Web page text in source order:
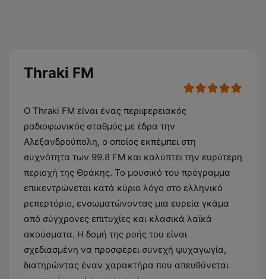
Thraki FM
Ο Thraki FM είναι ένας περιφερειακός
ραδιοφωνικός σταθμός με έδρα την
Αλεξανδρούπολη, ο οποίος εκπέμπει στη
συχνότητα των 99.8 FM και καλύπτει την ευρύτερη
περιοχή της Θράκης. Το μουσικό του πρόγραμμα
επικεντρώνεται κατά κύριο λόγο στο ελληνικό
ρεπερτόριο, ενσωματώνοντας μια ευρεία γκάμα
από σύγχρονες επιτυχίες και κλασικά λαϊκά
ακούσματα. Η δομή της ροής του είναι
σχεδιασμένη να προσφέρει συνεχή ψυχαγωγία,
διατηρώντας έναν χαρακτήρα που απευθύνεται